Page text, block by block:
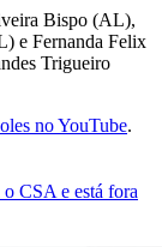
Bispo (AL),
e Fernanda Felix
Trigueiro
no YouTube.
CSA e está fora